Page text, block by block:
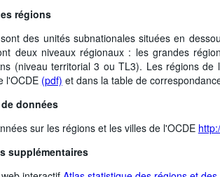
régions
des unités subnationales situées en
deux niveaux régionaux : les grandes
(niveau territorial 3 ou TL3). Les régions de
l'OCDE (pdf) et dans la table de
données
sur les régions et les villes de l'OCDE
supplémentaires